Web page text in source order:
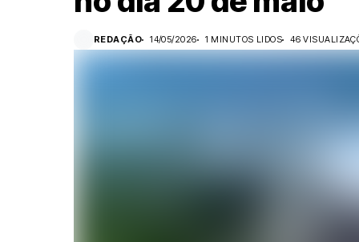
REDAÇÃO 14/05/2026 1 MINUTOS LIDOS 46